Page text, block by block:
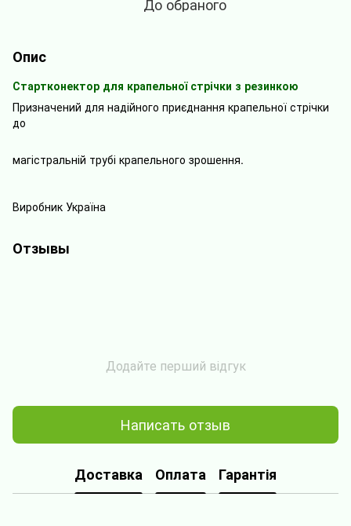
Опис
Стартконектор для крапельної стрічки з резинкою
Призначений для надійного приєднання крапельної стрічки
до
магістральній трубі крапельного зрошення.
Виробник Україна
Отзывы
Додайте перший відгук
Написать отзыв
Доставка Оплата Гарантія